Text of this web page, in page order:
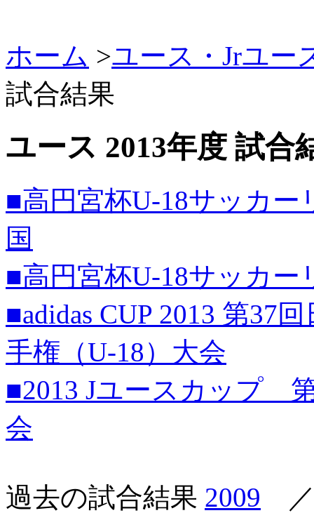
ホーム >ユース・Jrユー
試合結果
ユース 2013年度 試合
■高円宮杯U-18サッカー
国
■高円宮杯U-18サッカ
■adidas CUP 2013 第37
手権（U-18）大会
■2013 Jユースカップ
会
過去の試合結果 2009